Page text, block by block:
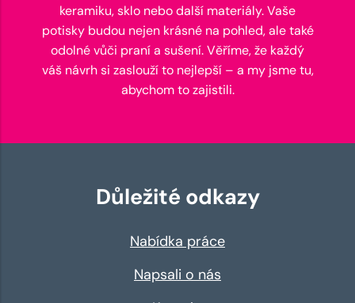
keramiku, sklo nebo další materiály. Vaše
potisky budou nejen krásné na pohled, ale také
odolné vůči praní a sušení. Věříme, že každý
váš návrh si zaslouží to nejlepší – a my jsme tu,
abychom to zajistili.
Důležité odkazy
Nabídka práce
Napsali o nás